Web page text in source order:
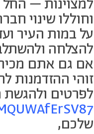
למצוינות –
וחוללו שינוי
על במות העיר
להצלחה
אם גם אתם
זוהי ההזדמנות
לפרטים ולהגשת
שלכם,